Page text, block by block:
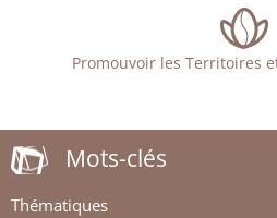
Promouvoir les Territoires
Mots-clés
Thématiques